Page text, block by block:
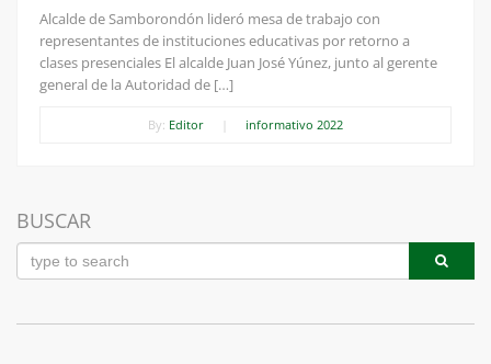
Alcalde de Samborondón lideró mesa de trabajo con
representantes de instituciones educativas por retorno a
clases presenciales El alcalde Juan José Yúnez, junto al gerente
general de la Autoridad de […]
By: Editor informativo 2022
BUSCAR